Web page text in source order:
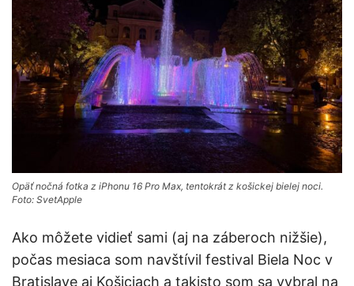
Opäť nočná fotka z iPhonu 16 Pro Max, tentokrát z košickej bielej noci.
Foto: SvetApple
Ako môžete vidieť sami (aj na záberoch nižšie),
počas mesiaca som navštívil festival Biela Noc v
Bratislave aj Košiciach a takisto som sa vybral na